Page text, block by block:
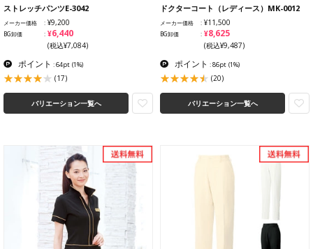
ストレッチパンツE-3042
メーカー価格 ¥9,200
BG卸価 ¥6,440
(税込¥7,084)
ポイント : 64pt (1%)
(17)
バリエーション一覧へ
ドクターコート（レディース）MK-0012
メーカー価格 ¥11,500
BG卸価 ¥8,625
(税込¥9,487)
ポイント : 86pt (1%)
(20)
バリエーション一覧へ